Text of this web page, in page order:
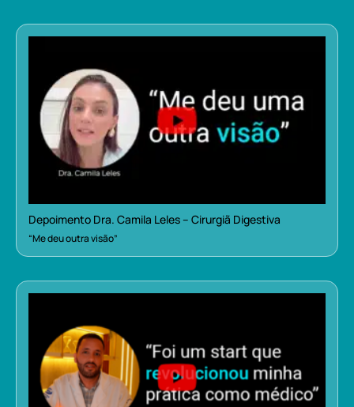
Depoimento Dra. Camila Leles – Cirurgiã Digestiva
“Me deu outra visão”